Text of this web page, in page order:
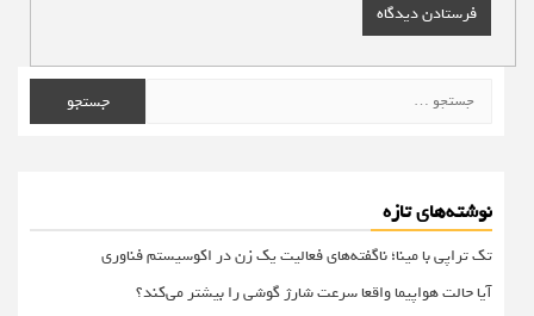
برای:
نوشته‌های تازه
تک تراپی با مینا؛ ناگفته‌های فعالیت یک زن در اکوسیستم فناوری
آیا حالت هواپیما واقعا سرعت شارژ گوشی را بیشتر می‌کند؟